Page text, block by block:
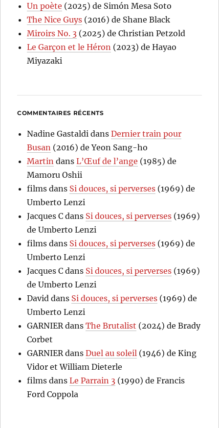
Un poète (2025) de Simón Mesa Soto
The Nice Guys (2016) de Shane Black
Miroirs No. 3 (2025) de Christian Petzold
Le Garçon et le Héron (2023) de Hayao
Miyazaki
COMMENTAIRES RÉCENTS
Nadine Gastaldi dansDernier train pour
Busan (2016) de Yeon Sang-ho
Martin dansL’Œuf de l’ange (1985) de
Mamoru Oshii
films dans Si douces, si perverses (1969) de
Umberto Lenzi
Jacques C dans Si douces, si perverses (1969)
de Umberto Lenzi
films dans Si douces, si perverses (1969) de
Umberto Lenzi
Jacques C dans Si douces, si perverses (1969)
de Umberto Lenzi
David dans Si douces, si perverses (1969) de
Umberto Lenzi
GARNIER dansThe Brutalist (2024) de Brady
Corbet
GARNIER dansDuel au soleil (1946) de King
Vidor et William Dieterle
films dansLe Parrain 3 (1990) de Francis
Ford Coppola